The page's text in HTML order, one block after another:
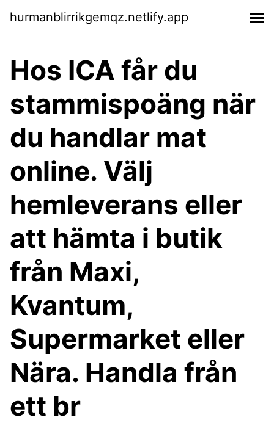
hurmanblirrikgemqz.netlify.app
Hos ICA får du
stammispoäng när
du handlar mat
online. Välj
hemleverans eller
att hämta i butik
från Maxi,
Kvantum,
Supermarket eller
Nära. Handla från
ett br